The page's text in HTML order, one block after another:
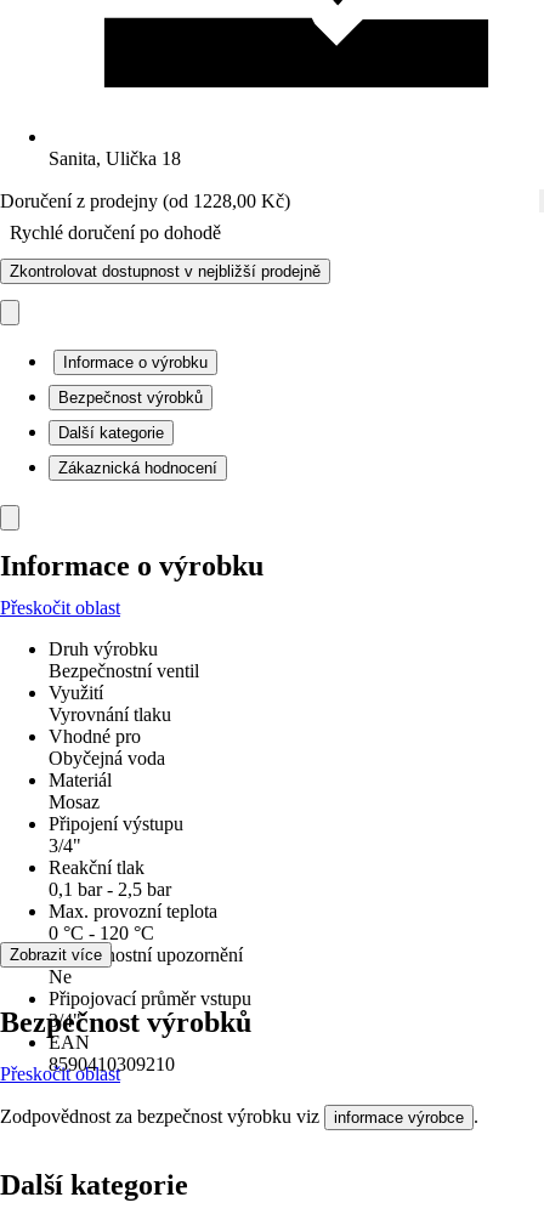
Sanita, Ulička 18
Doručení z prodejny (od 1228,00 Kč)
Rychlé doručení po dohodě
Zkontrolovat dostupnost v nejbližší prodejně
Informace o výrobku
Bezpečnost výrobků
Další kategorie
Zákaznická hodnocení
Informace o výrobku
Přeskočit oblast
Druh výrobku
Bezpečnostní ventil
Využití
Vyrovnání tlaku
Vhodné pro
Obyčejná voda
Materiál
Mosaz
Připojení výstupu
3/4"
Reakční tlak
0,1 bar - 2,5 bar
Max. provozní teplota
0 °C - 120 °C
Bezpečnostní upozornění
Ne
Připojovací průměr vstupu
3/4"
EAN
8590410309210
Zobrazit více
Bezpečnost výrobků
Přeskočit oblast
Zodpovědnost za bezpečnost výrobku viz informace výrobce .
Další kategorie